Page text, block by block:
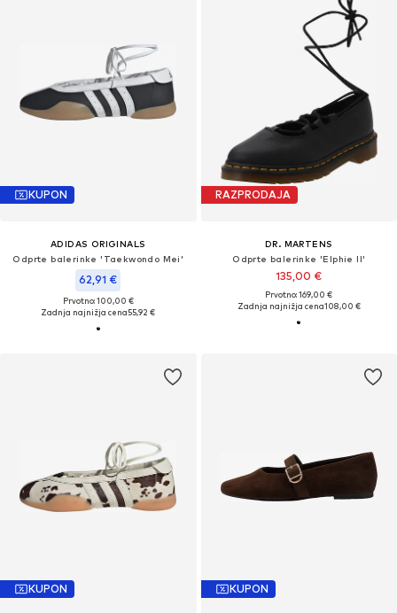
KUPON
ADIDAS ORIGINALS
Odprte balerinke 'Taekwondo Mei'
62,91 €
Prvotno: 100,00 €
Zadnja najnižja cena55,92 €
RAZPRODAJA
DR. MARTENS
Odprte balerinke 'Elphie II'
135,00 €
Prvotno: 169,00 €
Zadnja najnižja cena108,00 €
KUPON KUPON